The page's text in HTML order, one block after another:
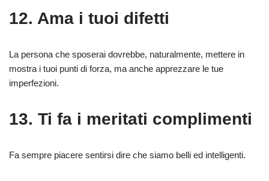
12. Ama i tuoi difetti
La persona che sposerai dovrebbe, naturalmente, mettere in
mostra i tuoi punti di forza, ma anche apprezzare le tue
imperfezioni.
13. Ti fa i meritati complimenti
Fa sempre piacere sentirsi dire che siamo belli ed intelligenti.